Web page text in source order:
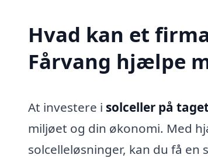
Hvad kan et
Fårvang hjælpe
At investere i solceller på
miljøet og din økonomi. Med
solcelleløsninger, kan du få